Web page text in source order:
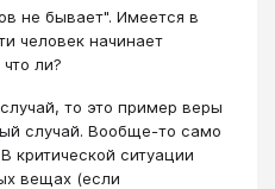
не бывает". Имеется в
человек начинает
ли?
то это пример веры
случай. Вообще-то само
критической ситуации
вещах (если